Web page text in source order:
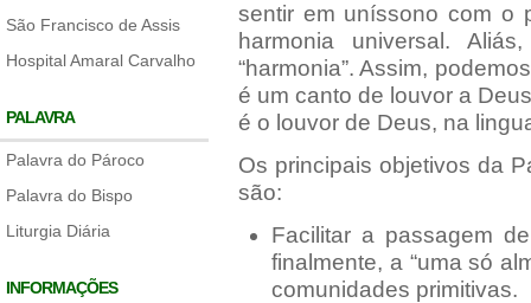
São Francisco de Assis
Hospital Amaral Carvalho
PALAVRA
Palavra do Pároco
Palavra do Bispo
Liturgia Diária
INFORMAÇÕES
sentir em uníssono com o
harmonia universal.
“harmonia”. Assim,
é um canto de louvor a
é o louvor de Deus, na
Os principais objetivos da
são:
Facilitar a passagem
finalmente, a “uma só
comunidades primitivas.